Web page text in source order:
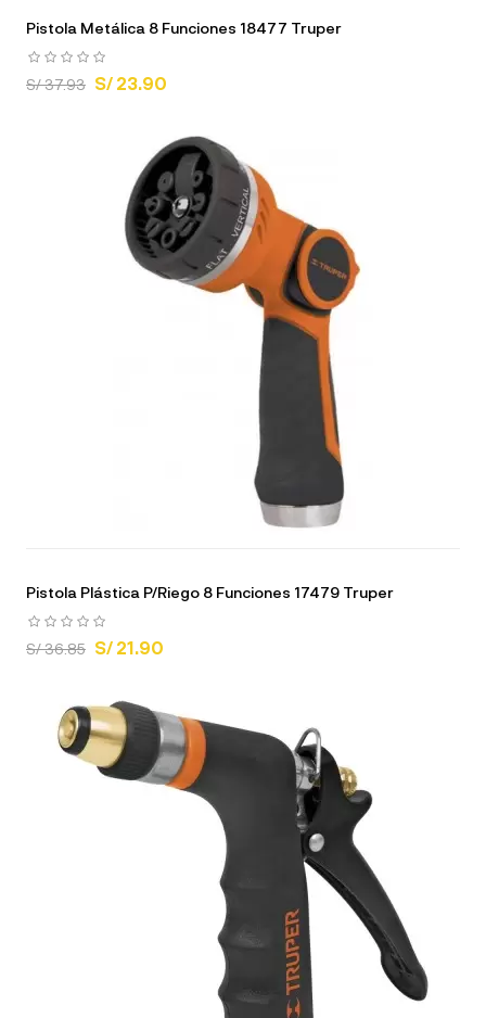
Pistola Metálica 8 Funciones 18477 Truper
S/ 37.93 S/ 23.90
Pistola Plástica P/Riego 8 Funciones 17479 Truper
S/ 36.85 S/ 21.90